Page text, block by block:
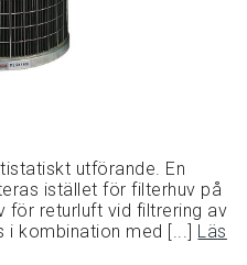
utförande. En
istället för filterhuv på
för returluft vid filtrering av
i kombination med [...] Läs